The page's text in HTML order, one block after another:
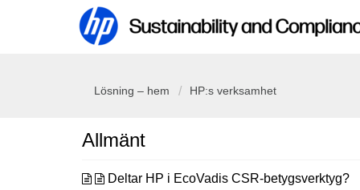
Lösning – hem HP:s verksamhet
Allmänt
Deltar HP i EcoVadis CSR-betygsverktyg?